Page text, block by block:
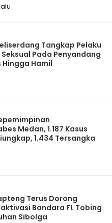
Tangkap Pelaku
Pada Penyandang
Hamil
Medan, 1.187 Kasus
1.434 Tersangka
Terus Dorong
Bandara FL Tobing
Sibolga